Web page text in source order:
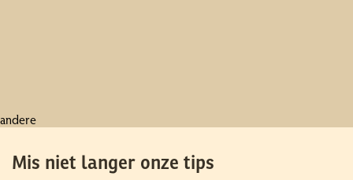
andere
Mis niet langer onze tips